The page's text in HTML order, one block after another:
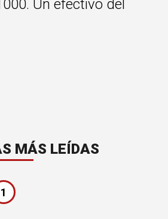
Un efectivo del
MÁS LEÍDAS
1